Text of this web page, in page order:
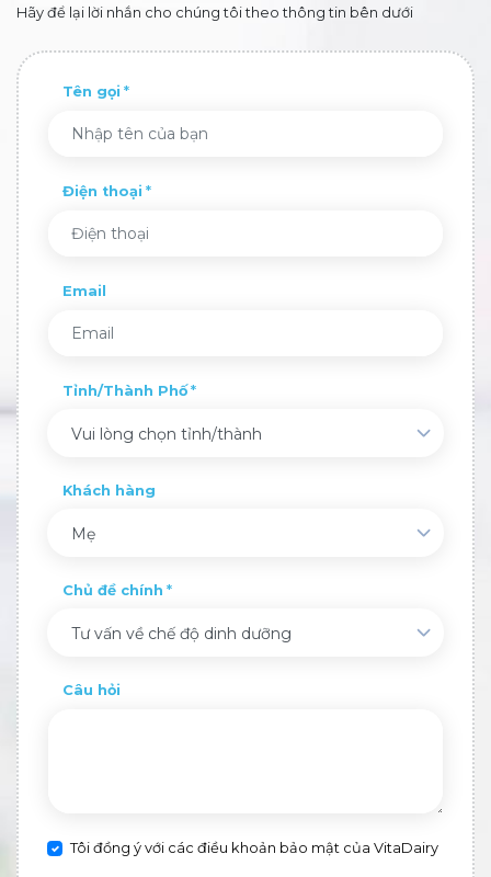
Hãy để lại lời nhắn cho chúng tôi theo thông tin bên dưới
Tên gọi
Điện thoại
Email
Tỉnh/Thành Phố
Vui lòng chọn tỉnh/thành
Khách hàng
Mẹ
Chủ đề chính
Tư vấn về chế độ dinh dưỡng
Câu hỏi
Tôi đồng ý với các điều khoản bảo mật của VitaDairy